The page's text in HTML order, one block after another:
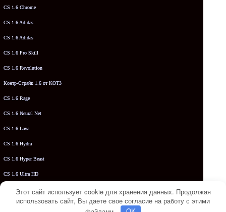
CS 1.6 Chrome
CS 1.6 Adidas
CS 1.6 Adidas
CS 1.6 Pro Skill
CS 1.6 Revolution
Контр-Страйк 1.6 от KOT3
CS 1.6 Rage
CS 1.6 Neural Net
CS 1.6 Lava
CS 1.6 Hydra
CS 1.6 Hyper Beast
CS 1.6 Ultra HD
CS 1.6 Umbrella
CS 1.6 Vortex
Этот сайт использует cookie для хранения данных. Продолжая
использовать сайт, Вы даете свое согласие на работу с этими